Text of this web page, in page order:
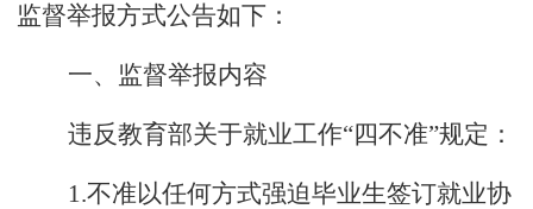
监督举报方式公告如下：
一、监督举报内容
违反教育部关于就业工作“四不准”规定：
1.不准以任何方式强迫毕业生签订就业协